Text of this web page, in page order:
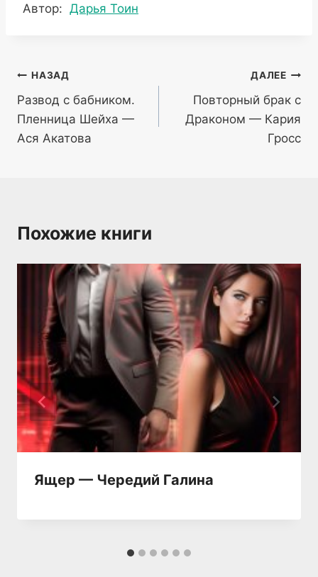
Метки
Автор: Дарья Тоин
Навигация
по
записям
НАЗАД
Развод с бабником.
Пленница Шейха —
Ася Акатова
ДАЛЕЕ
Повторный брак с
Драконом — Кария
Гросс
Похожие книги
Ящер — Чередий Галина